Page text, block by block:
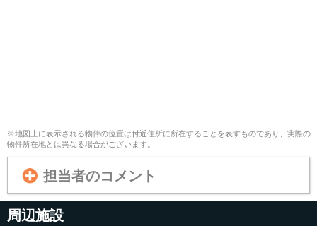
※地図上に表示される物件の位置は付近住所に所在することを表すものであり、実際の
物件所在地とは異なる場合がございます。
担当者のコメント
周辺施設